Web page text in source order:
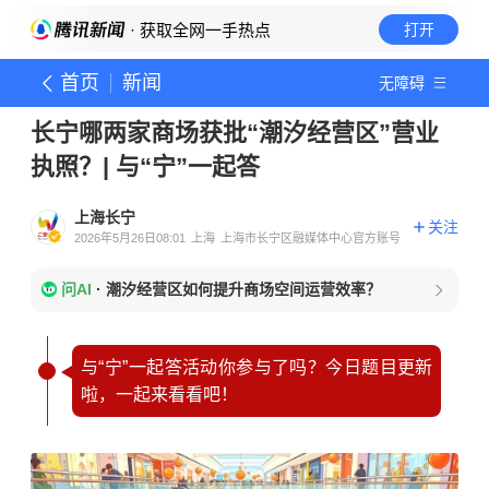
· 获取全网一手热点 打开
首页 新闻 无障碍
长宁哪两家商场获批“潮汐经营区”营业
执照？| 与“宁”一起答
上海长宁
2026年5月26日08:01 上海 上海市长宁区融媒体中心官方账号
关注
问AI · 潮汐经营区如何提升商场空间运营效率？
与“宁”一起答活动你参与了吗？今日题目更新
啦，一起来看看吧！